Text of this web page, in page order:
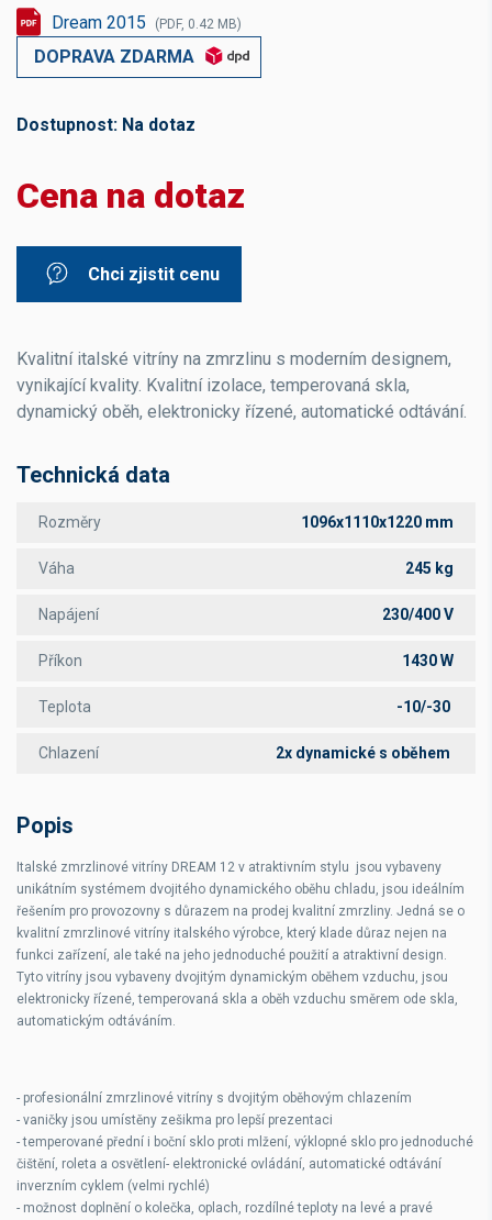
Dream 2015 (PDF, 0.42 MB)
DOPRAVA ZDARMA
Dostupnost: Na dotaz
Cena na dotaz
Chci zjistit cenu
Kvalitní italské vitríny na zmrzlinu s moderním designem,
vynikající kvality. Kvalitní izolace, temperovaná skla,
dynamický oběh, elektronicky řízené, automatické odtávání.
Technická data
Rozměry 1096x1110x1220 mm
Váha 245 kg
Napájení 230/400 V
Příkon 1430 W
Teplota -10/-30
Chlazení 2x dynamické s oběhem
Popis
Italské zmrzlinové vitríny DREAM 12 v atraktivním stylu jsou vybaveny
unikátním systémem dvojitého dynamického oběhu chladu, jsou ideálním
řešením pro provozovny s důrazem na prodej kvalitní zmrzliny. Jedná se o
kvalitní zmrzlinové vitríny italského výrobce, který klade důraz nejen na
funkci zařízení, ale také na jeho jednoduché použití a atraktivní design.
Tyto vitríny jsou vybaveny dvojitým dynamickým oběhem vzduchu, jsou
elektronicky řízené, temperovaná skla a oběh vzduchu směrem ode skla,
automatickým odtáváním.
- profesionální zmrzlinové vitríny s dvojitým oběhovým chlazením
- vaničky jsou umístěny zešikma pro lepší prezentaci
- temperované přední i boční sklo proti mlžení, výklopné sklo pro jednoduché
čištění, roleta a osvětlení- elektronické ovládání, automatické odtávání
inverzním cyklem (velmi rychlé)
- možnost doplnění o kolečka, oplach, rozdílné teploty na levé a pravé